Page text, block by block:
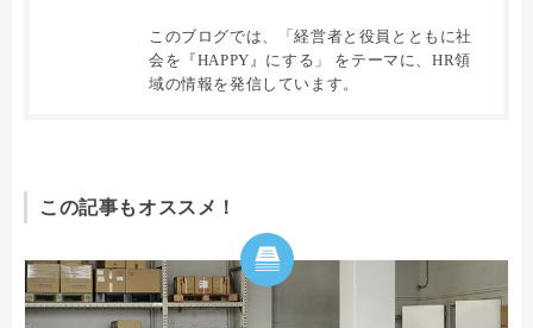
このブログでは、「経営者と役員とともに社
会を『HAPPY』にする」 をテーマに、HR領
域の情報を発信しています。
この記事もオススメ！